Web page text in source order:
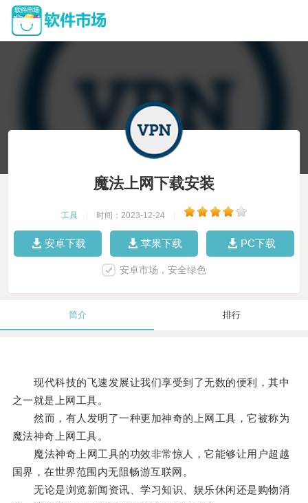
魔法上网下载安装
工具 时间：2023-12-24
安卓下载 苹果下载 PC下载
安卓市场，安全绿色
简介 排行
现代科技的飞速发展让我们享受到了无数的便利，其中
之一就是上网工具。
然而，有人发明了一种更加神奇的上网工具，它被称为
魔法神奇上网工具。
魔法神奇上网工具的功效非常惊人，它能够让用户超越
国界，在世界范围内无阻畅游互联网。
无论是浏览新闻资讯、学习知识、娱乐休闲还是购物消